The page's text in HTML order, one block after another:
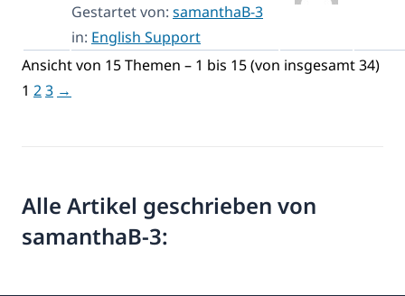
Gestartet von: samanthaB-3
in: English Support
Ansicht von 15 Themen – 1 bis 15 (von insgesamt 34)
1 23 →
Alle Artikel geschrieben von
samanthaB-3: